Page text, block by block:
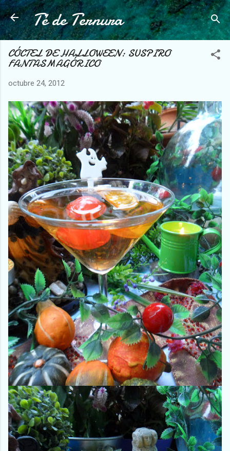
Ir al contenido principal
Té de Ternura
CÓCTEL DE HALLOWEEN: SUSPIRO
FANTASMAGÓRICO
octubre 24, 2012